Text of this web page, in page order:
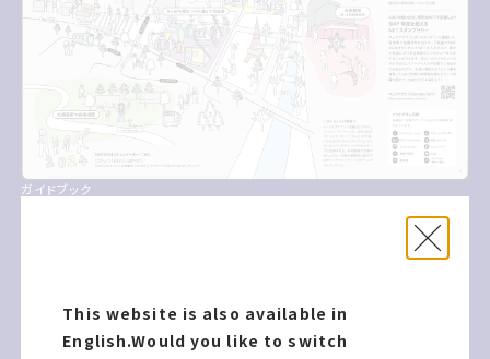
This website is also available in
English.Would you like to switch
ガイドブック